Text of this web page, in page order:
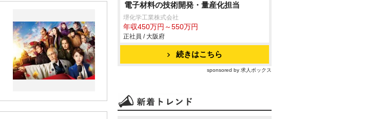
電子材料の技術開発・量産化担当
堺化学工業株式会社
年収450万円～550万円
正社員 / 大阪府
続きはこちら
sponsored by 求人ボックス